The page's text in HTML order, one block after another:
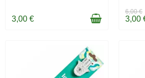
3,00 €
6,00 €
3,00